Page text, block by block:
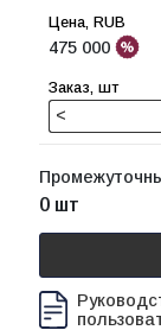
475 000
<
0 шт